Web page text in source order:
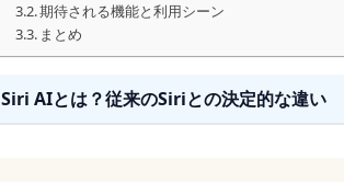
期待される機能と利用シーン
まとめ
Siri AIとは？従来のSiriとの決定的な違い